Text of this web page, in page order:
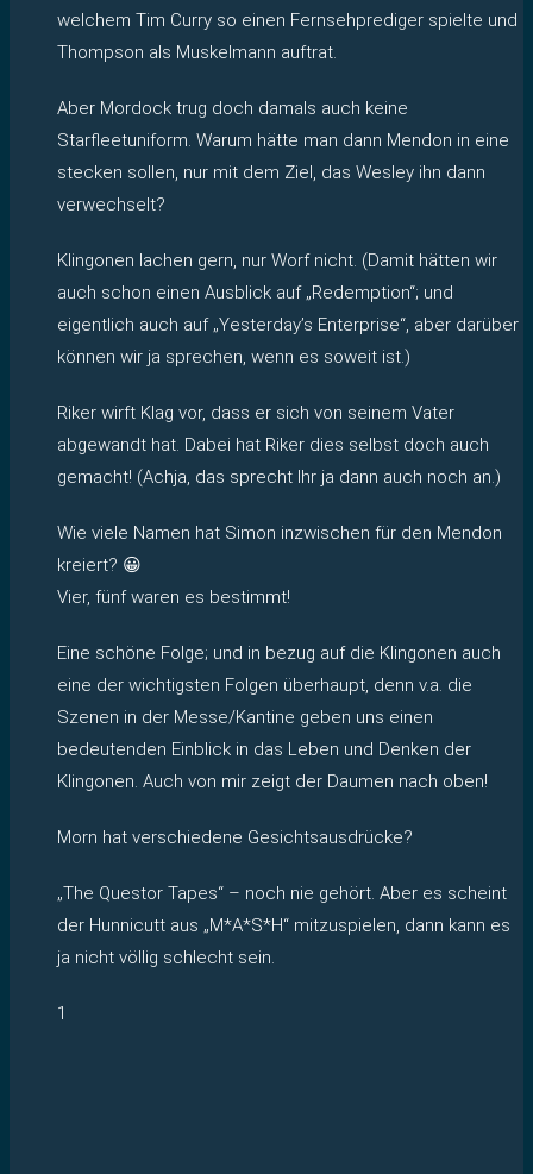
welchem Tim Curry so einen Fernsehprediger spielte und
Thompson als Muskelmann auftrat.
Aber Mordock trug doch damals auch keine
Starfleetuniform. Warum hätte man dann Mendon in eine
stecken sollen, nur mit dem Ziel, das Wesley ihn dann
verwechselt?
Klingonen lachen gern, nur Worf nicht. (Damit hätten wir
auch schon einen Ausblick auf „Redemption“; und
eigentlich auch auf „Yesterday’s Enterprise“, aber darüber
können wir ja sprechen, wenn es soweit ist.)
Riker wirft Klag vor, dass er sich von seinem Vater
abgewandt hat. Dabei hat Riker dies selbst doch auch
gemacht! (Achja, das sprecht Ihr ja dann auch noch an.)
Wie viele Namen hat Simon inzwischen für den Mendon
kreiert? 😀
Vier, fünf waren es bestimmt!
Eine schöne Folge; und in bezug auf die Klingonen auch
eine der wichtigsten Folgen überhaupt, denn v.a. die
Szenen in der Messe/Kantine geben uns einen
bedeutenden Einblick in das Leben und Denken der
Klingonen. Auch von mir zeigt der Daumen nach oben!
Morn hat verschiedene Gesichtsausdrücke?
„The Questor Tapes“ – noch nie gehört. Aber es scheint
der Hunnicutt aus „M*A*S*H“ mitzuspielen, dann kann es
ja nicht völlig schlecht sein.
1